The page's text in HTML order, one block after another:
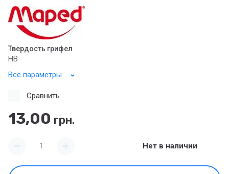
Твердость грифел
НВ
Все параметры
13,00 грн.
Сравнить
Нет в наличии